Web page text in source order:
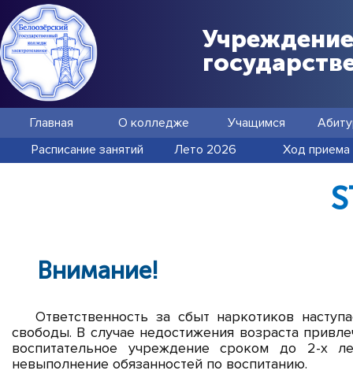
Главная О колледже Учащимся
Расписание занятий
Лето 2026 Ход приема
Внимание!
Ответственность за сбыт наркотиков
свободы. В случае недостижения возраста
воспитательное учреждение сроком до 2-х
невыполнение обязанностей по воспитанию.